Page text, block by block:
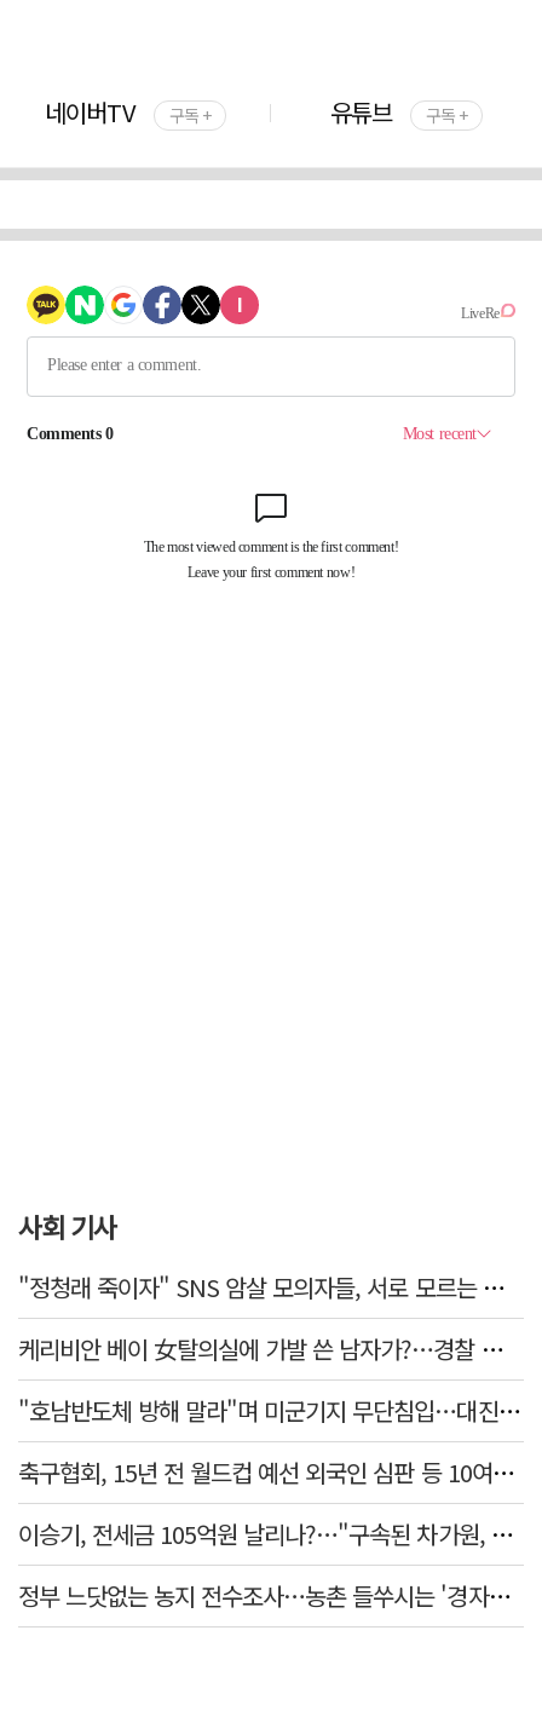
네이버TV 구독 + 유튜브 구독 +
사회 기사
"정청래 죽이자" SNS 암살 모의자들, 서로 모르는 사이였다…檢송치
케리비안 베이 女탈의실에 가발 쓴 남자가?…경찰 추적 중
"호남반도체 방해 말라"며 미군기지 무단침입…대진연 회원 3명 '구속'
축구협회, 15년 전 월드컵 예선 외국인 심판 등 10여명에 '성 접대'
이승기, 전세금 105억원 날리나?…"구속된 차가원, 형사 범죄 영역"
정부 느닷없는 농지 전수조사…농촌 들쑤시는 '경자유전'의 칼날